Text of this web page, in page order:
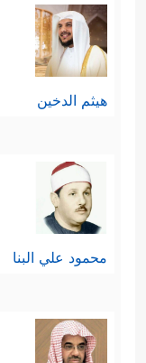
هيثم الدخين
محمود علي البنا